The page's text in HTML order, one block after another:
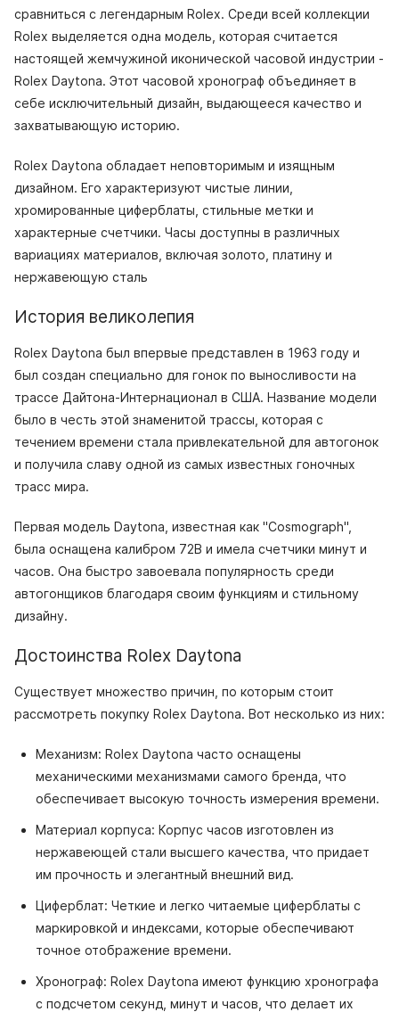
сравниться с легендарным Rolex. Среди всей коллекции
Rolex выделяется одна модель, которая считается
настоящей жемчужиной иконической часовой индустрии -
Rolex Daytona. Этот часовой хронограф объединяет в
себе исключительный дизайн, выдающееся качество и
захватывающую историю.
Rolex Daytona обладает неповторимым и изящным
дизайном. Его характеризуют чистые линии,
хромированные циферблаты, стильные метки и
характерные счетчики. Часы доступны в различных
вариациях материалов, включая золото, платину и
нержавеющую сталь
История великолепия
Rolex Daytona был впервые представлен в 1963 году и
был создан специально для гонок по выносливости на
трассе Дайтона-Интернационал в США. Название модели
было в честь этой знаменитой трассы, которая с
течением времени стала привлекательной для автогонок
и получила славу одной из самых известных гоночных
трасс мира.
Первая модель Daytona, известная как "Cosmograph",
была оснащена калибром 72B и имела счетчики минут и
часов. Она быстро завоевала популярность среди
автогонщиков благодаря своим функциям и стильному
дизайну.
Достоинства Rolex Daytona
Существует множество причин, по которым стоит
рассмотреть покупку Rolex Daytona. Вот несколько из них:
Механизм: Rolex Daytona часто оснащены
механическими механизмами самого бренда, что
обеспечивает высокую точность измерения времени.
Материал корпуса: Корпус часов изготовлен из
нержавеющей стали высшего качества, что придает
им прочность и элегантный внешний вид.
Циферблат: Четкие и легко читаемые циферблаты с
маркировкой и индексами, которые обеспечивают
точное отображение времени.
Хронограф: Rolex Daytona имеют функцию хронографа
с подсчетом секунд, минут и часов, что делает их